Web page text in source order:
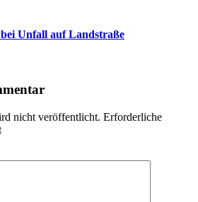
Unfall auf Landstraße
nicht veröffentlicht. Erforderliche